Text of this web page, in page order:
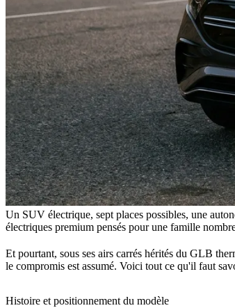
Un SUV électrique, sept places possibles, une
électriques premium pensés pour une famille
Et pourtant, sous ses airs carrés hérités du GLB
le compromis est assumé. Voici tout ce qu'il faut
Histoire et positionnement du modèle